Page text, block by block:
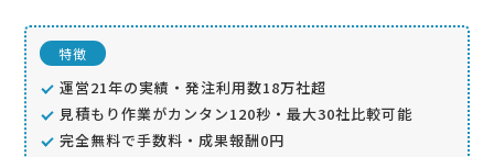
特徴
運営21年の実績・発注利用数18万社超
見積もり作業がカンタン120秒・最大30社比較可能
完全無料で手数料・成果報酬0円